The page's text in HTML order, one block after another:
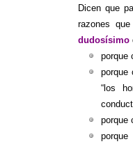
Dicen que
razones
dudosísimo
porque
porque
“los
porque